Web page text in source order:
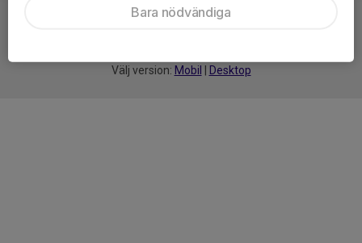
Välj version: Mobil Desktop
Bara nödvändiga